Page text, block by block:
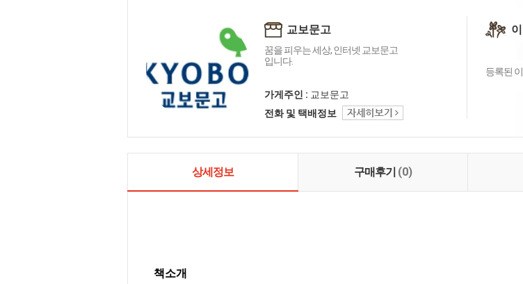
교보문고
꿈을 피우는 세상, 인터넷 교보문고
입니다.
가게주인 : 교보문고
전화 및 택배정보
등록된
상세정보 구매후기 (0)
책소개